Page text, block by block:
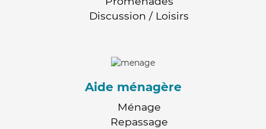
Discussion / Loisirs
Aide ménagère
Ménage
Repassage